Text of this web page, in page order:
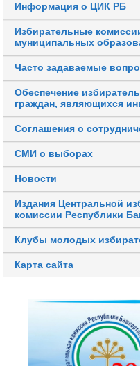
Информация о ЦИК РБ
Избирательные
муниципальных
Часто задаваемые
Обеспечение
граждан, являющихся
Соглашения о
СМИ о выборах
Новости
Издания Центральной
комиссии Республики
Клубы молодых
Карта сайта